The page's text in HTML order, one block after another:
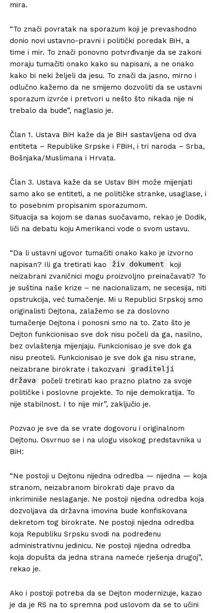
mira.
“To znači povratak na sporazum koji je prevashodno
donio novi ustavno-pravni i politički poredak BiH, a
time i mir. To znači ponovno potvrđivanje da se zakoni
moraju tumačiti onako kako su napisani, a ne onako
kako bi neki željeli da jesu. To znači da jasno, mirno i
odlučno kažemo da ne smijemo dozvoliti da se ustavni
sporazum izvrće i pretvori u nešto što nikada nije ni
trebalo da bude”, naglasio je.
Član 1. Ustava BiH kaže da je BiH sastavljena od dva
entiteta – Republike Srpske i FBiH, i tri naroda – Srba,
Bošnjaka/Muslimana i Hrvata.
Član 3. Ustava kaže da se Ustav BiH može mijenjati
samo ako se entiteti, a ne političke stranke, usaglase, i
to posebnim propisanim sporazumom.
Situacija sa kojom se danas suočavamo, rekao je Dodik,
liči na debatu koju Amerikanci vode o svom ustavu.
“Da li ustavni ugovor tumačiti onako kako je izvorno
napisan? Ili ga tretirati kao
živ dokument
koji
neizabrani zvaničnici mogu proizvoljno preinačavati? To
je suština naše krize – ne nacionalizam, ne secesija, niti
opstrukcija, već tumačenje. Mi u Republici Srpskoj smo
originalisti Dejtona, zalažemo se za doslovno
tumačenje Dejtona i ponosni smo na to. Zato što je
Dejton funkcionisao sve dok nisu počeli da ga, nasilno,
bez ovlaštenja mijenjaju. Funkcionisao je sve dok ga
nisu preoteli. Funkcionisao je sve dok ga nisu strane,
neizabrane birokrate i takozvani
graditelji
država
počeli tretirati kao prazno platno za svoje
političke i poslovne projekte. To nije demokratija. To
nije stabilnost. I to nije mir”, zaključio je.
Pozvao je sve da se vrate dogovoru i originalnom
Dejtonu. Osvrnuo se i na ulogu visokog predstavnika u
BiH:
“Ne postoji u Dejtonu nijedna odredba — nijedna — koja
stranom, neizabranom birokrati daje pravo da
inkriminiše neslaganje. Ne postoji nijedna odredba koja
dozvoljava da državna imovina bude konfiskovana
dekretom tog birokrate. Ne postoji nijedna odredba
koja Republiku Srpsku svodi na podređenu
administrativnu jedinicu. Ne postoji nijedna odredba
koja dopušta da jedna strana nameće rješenja drugoj”,
rekao je.
Ako i postoji potreba da se Dejton modernizuje, kazao
je da je RS na to spremna pod uslovom da se to učini